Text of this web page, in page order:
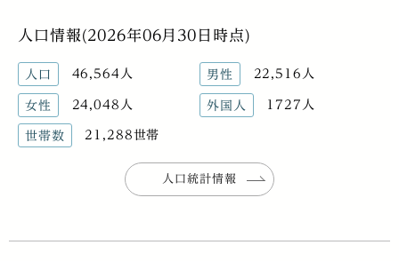
人口情報(2026年06月30日時点)
人口 46,564人 男性 22,516人
女性 24,048人 外国人 1727人
世帯数 21,288世帯
人口統計情報